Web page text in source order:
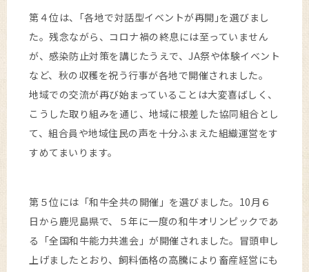
第４位は、｢各地で対話型イベントが再開｣を選びまし
た。残念ながら、コロナ禍の終息には至っていません
が、感染防止対策を講じたうえで、JA祭や体験イベント
など、秋の収穫を祝う行事が各地で開催されました。
地域での交流が再び始まっていることは大変喜ばしく、
こうした取り組みを通じ、地域に根差した協同組合とし
て、組合員や地域住民の声を十分ふまえた組織運営をす
すめてまいります。
第５位には「和牛全共の開催」を選びました。10月６
日から鹿児島県で、５年に一度の和牛オリンピックであ
る「全国和牛能力共進会」が開催されました。冒頭申し
上げましたとおり、飼料価格の高騰により畜産経営にも